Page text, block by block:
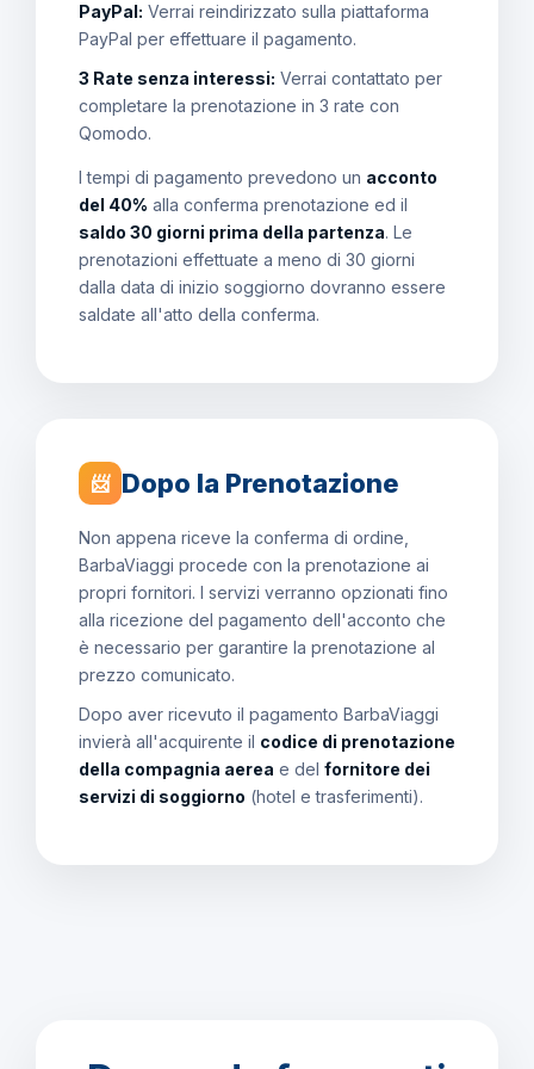
PayPal: Verrai reindirizzato sulla piattaforma
PayPal per effettuare il pagamento.
3 Rate senza interessi: Verrai contattato per
completare la prenotazione in 3 rate con
Qomodo.
I tempi di pagamento prevedono un acconto
del 40% alla conferma prenotazione ed il
saldo 30 giorni prima della partenza. Le
prenotazioni effettuate a meno di 30 giorni
dalla data di inizio soggiorno dovranno essere
saldate all'atto della conferma.
📨 Dopo la Prenotazione
Non appena riceve la conferma di ordine,
BarbaViaggi procede con la prenotazione ai
propri fornitori. I servizi verranno opzionati fino
alla ricezione del pagamento dell'acconto che
è necessario per garantire la prenotazione al
prezzo comunicato.
Dopo aver ricevuto il pagamento BarbaViaggi
invierà all'acquirente il codice di prenotazione
della compagnia aerea e del fornitore dei
servizi di soggiorno (hotel e trasferimenti).